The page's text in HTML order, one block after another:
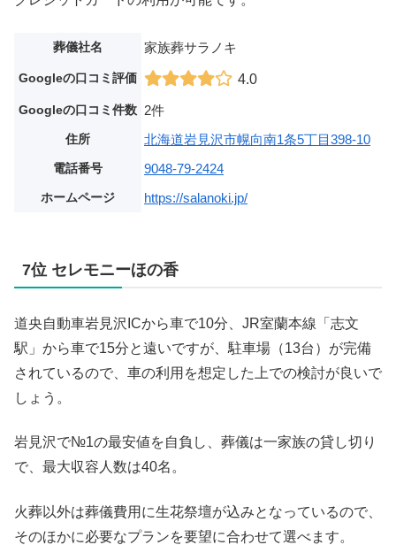
葬儀社名 家族葬サラノキ
Googleの口コミ評価 4.0
Googleの口コミ件数 2件
住所 北海道岩見沢市幌向南1条5丁目398-10
電話番号 9048-79-2424
ホームページ https://salanoki.jp/
7位 セレモニーほの香
道央自動車岩見沢ICから車で10分、JR室蘭本線「志文
駅」から車で15分と遠いですが、駐車場（13台）が完備
されているので、車の利用を想定した上での検討が良いで
しょう。
岩見沢で№1の最安値を自負し、葬儀は一家族の貸し切り
で、最大収容人数は40名。
火葬以外は葬儀費用に生花祭壇が込みとなっているので、
そのほかに必要なプランを要望に合わせて選べます。